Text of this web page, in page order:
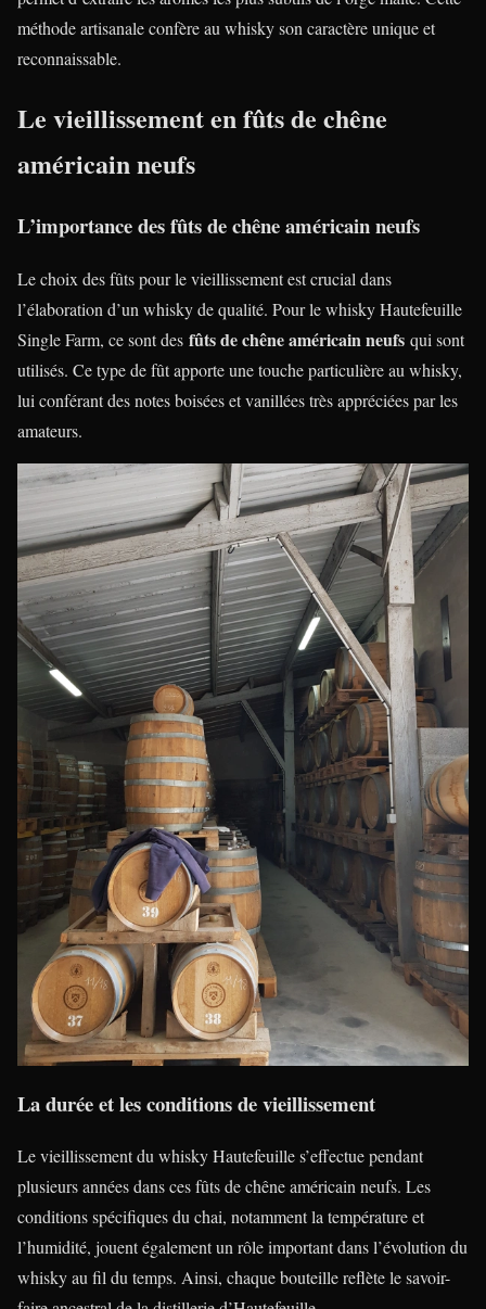
méthode artisanale confère au whisky son caractère unique et
reconnaissable.
Le vieillissement en fûts de chêne
américain neufs
L’importance des fûts de chêne américain neufs
Le choix des fûts pour le vieillissement est crucial dans
l’élaboration d’un whisky de qualité. Pour le whisky Hautefeuille
Single Farm, ce sont des fûts de chêne américain neufs qui sont
utilisés. Ce type de fût apporte une touche particulière au whisky,
lui conférant des notes boisées et vanillées très appréciées par les
amateurs.
La durée et les conditions de vieillissement
Le vieillissement du whisky Hautefeuille s’effectue pendant
plusieurs années dans ces fûts de chêne américain neufs. Les
conditions spécifiques du chai, notamment la température et
l’humidité, jouent également un rôle important dans l’évolution du
whisky au fil du temps. Ainsi, chaque bouteille reflète le savoir-